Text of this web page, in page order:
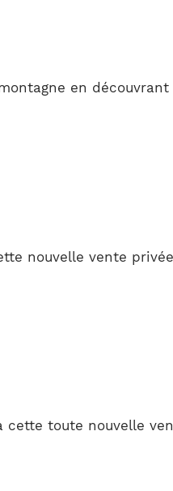
en
nouvelle vente
cette toute nouvelle